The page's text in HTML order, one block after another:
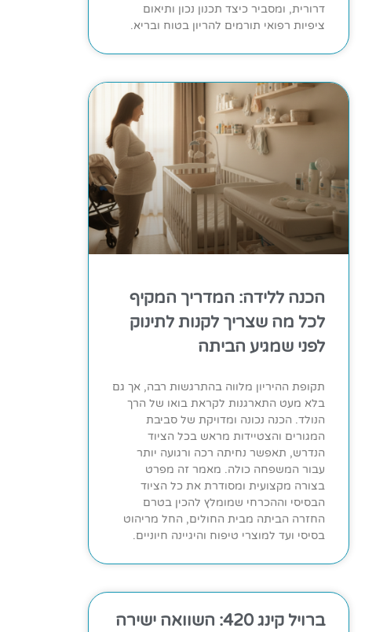
דרורית, ומסביר כיצד תכנון נכון ותיאום
ציפיות רפואי תורמים להריון בטוח ובריא.
הכנה ללידה: המדריך המקיף
לכל מה שצריך לקנות לתינוק
לפני שמגיע הביתה
תקופת ההיריון מלווה בהתרגשות רבה, אך גם
בלא מעט התארגנות לקראת בואו של הרך
הנולד. הכנה נכונה ומדויקת של סביבת
המגורים והצטיידות מראש בכל הציוד
הנדרש, תאפשר נחיתה רכה ורגועה יותר
עבור המשפחה כולה. מאמר זה מפרט
בצורה מקצועית ומסודרת את כל הציוד
הבסיסי וההכרחי שמומלץ להכין בטרם
החזרה הביתה מבית החולים, החל מריהוט
בסיסי ועד למוצרי טיפוח והיגיינה חיוניים.
ברויל קינג 420: השוואה ישירה